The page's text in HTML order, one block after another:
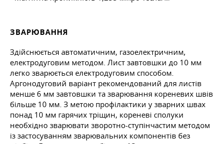
ЗВАРЮВАННЯ
Здійснюється автоматичним, газоелектричним,
електродуговим методом. Лист завтовшки до 10 мм
легко зварюється електродуговим способом.
Аргонодуговий варіант рекомендований для листів
менше 6 мм завтовшки та зварювання кореневих швів
більше 10 мм. З метою профілактики у зварних швах
понад 10 мм гарячих тріщин, кореневі сполуки
необхідно зварювати зворотно-ступінчастим методом
із застосуванням зварювальних компонентів без